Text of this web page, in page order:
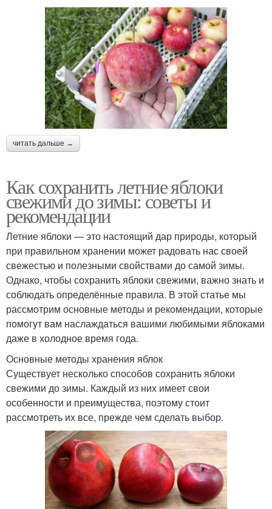
читать дальше →
Как сохранить летние яблоки
свежими до зимы: советы и
рекомендации
Летние яблоки — это настоящий дар природы, который
при правильном хранении может радовать нас своей
свежестью и полезными свойствами до самой зимы.
Однако, чтобы сохранить яблоки свежими, важно знать и
соблюдать определённые правила. В этой статье мы
рассмотрим основные методы и рекомендации, которые
помогут вам наслаждаться вашими любимыми яблоками
даже в холодное время года.
Основные методы хранения яблок
Существует несколько способов сохранить яблоки
свежими до зимы. Каждый из них имеет свои
особенности и преимущества, поэтому стоит
рассмотреть их все, прежде чем сделать выбор.